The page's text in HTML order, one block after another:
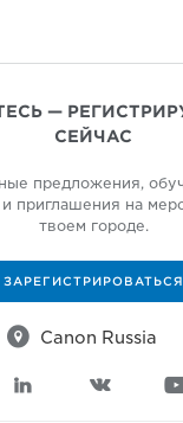
—
СЕЙЧАС
предложения,
приглашения на
твоем городе.
ЗАРЕГИСТРИРОВАТЬСЯ
 Canon Russia
 